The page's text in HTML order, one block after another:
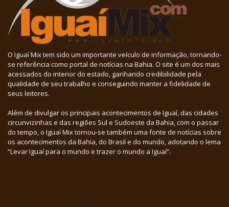
O Iguaí Mix tem sido um importante veículo de informação, tornando-
se referência como portal de notícias na Bahia. O site é um dos mais
acessados do interior do estado, ganhando credibilidade pela
qualidade de seu trabalho e conseguindo manter a fidelidade de
seus leitores.
Além de divulgar os principais acontecimentos de Iguaí, das cidades
circunvizinhas e das regiões Sul e Sudoeste da Bahia, com o passar
do tempo, o Iguaí Mix tornou-se também uma fonte de notícias sobre
os acontecimentos da Bahia, do Brasil e do mundo, adotando o lema
“Levar Iguaí para o mundo e trazer o mundo a Iguaí”.